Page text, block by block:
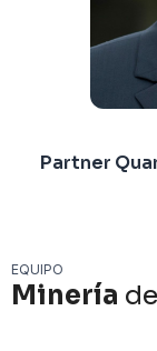
Partner
EQUIPO
Minería